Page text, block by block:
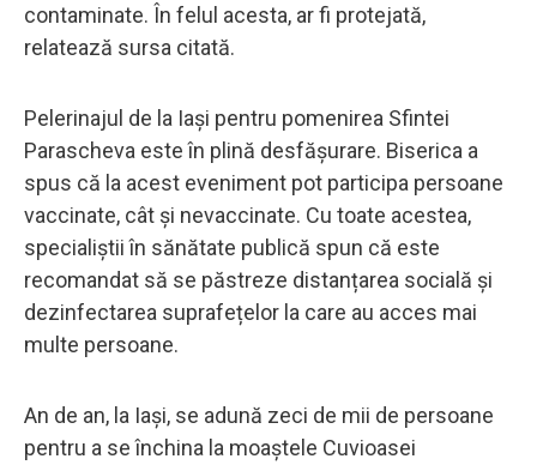
contaminate. În felul acesta, ar fi protejată,
relatează sursa citată.
Pelerinajul de la Iași pentru pomenirea Sfintei
Parascheva este în plină desfășurare. Biserica a
spus că la acest eveniment pot participa persoane
vaccinate, cât și nevaccinate. Cu toate acestea,
specialiștii în sănătate publică spun că este
recomandat să se păstreze distanțarea socială și
dezinfectarea suprafețelor la care au acces mai
multe persoane.
An de an, la Iași, se adună zeci de mii de persoane
pentru a se închina la moaștele Cuvioasei